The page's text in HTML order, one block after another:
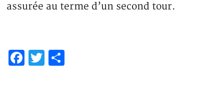
assurée au terme d’un second tour.
Facebook
Twitter